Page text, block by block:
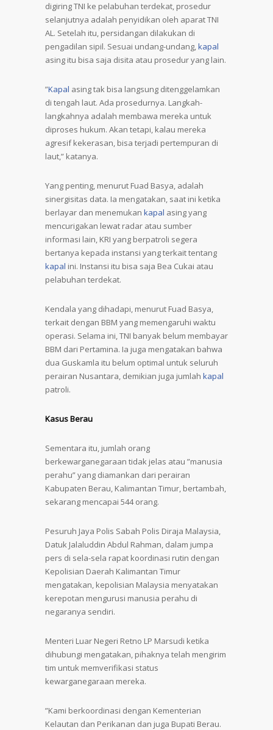
digiring TNI ke pelabuhan terdekat, prosedur
selanjutnya adalah penyidikan oleh aparat TNI
AL. Setelah itu, persidangan dilakukan di
pengadilan sipil. Sesuai undang-undang,kapal
asing itu bisa saja disita atau prosedur yang lain.
”Kapal asing tak bisa langsung ditenggelamkan
di tengah laut. Ada prosedurnya. Langkah-
langkahnya adalah membawa mereka untuk
diproses hukum. Akan tetapi, kalau mereka
agresif kekerasan, bisa terjadi pertempuran di
laut,” katanya.
Yang penting, menurut Fuad Basya, adalah
sinergisitas data. Ia mengatakan, saat ini ketika
berlayar dan menemukan kapal asing yang
mencurigakan lewat radar atau sumber
informasi lain, KRI yang berpatroli segera
bertanya kepada instansi yang terkait tentang
kapal ini. Instansi itu bisa saja Bea Cukai atau
pelabuhan terdekat.
Kendala yang dihadapi, menurut Fuad Basya,
terkait dengan BBM yang memengaruhi waktu
operasi. Selama ini, TNI banyak belum membayar
BBM dari Pertamina. Ia juga mengatakan bahwa
dua Guskamla itu belum optimal untuk seluruh
perairan Nusantara, demikian juga jumlah kapal
patroli.
Kasus Berau
Sementara itu, jumlah orang
berkewarganegaraan tidak jelas atau ”manusia
perahu” yang diamankan dari perairan
Kabupaten Berau, Kalimantan Timur, bertambah,
sekarang mencapai 544 orang.
Pesuruh Jaya Polis Sabah Polis Diraja Malaysia,
Datuk Jalaluddin Abdul Rahman, dalam jumpa
pers di sela-sela rapat koordinasi rutin dengan
Kepolisian Daerah Kalimantan Timur
mengatakan, kepolisian Malaysia menyatakan
kerepotan mengurusi manusia perahu di
negaranya sendiri.
Menteri Luar Negeri Retno LP Marsudi ketika
dihubungi mengatakan, pihaknya telah mengirim
tim untuk memverifikasi status
kewarganegaraan mereka.
”Kami berkoordinasi dengan Kementerian
Kelautan dan Perikanan dan juga Bupati Berau.